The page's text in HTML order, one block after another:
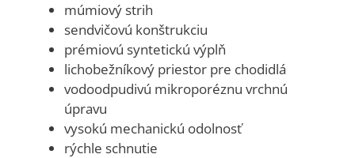
múmiový strih
sendvičovú konštrukciu
prémiovú syntetickú výplň
lichobežníkový priestor pre chodidlá
vodoodpudivú mikroporéznu vrchnú
úpravu
vysokú mechanickú odolnosť
rýchle schnutie